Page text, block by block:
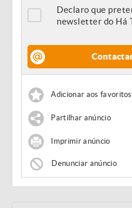
Declaro que
newsletter do Há
Adicionar aos favoritos
Partilhar anúncio
Imprimir anúncio
Denunciar anúncio